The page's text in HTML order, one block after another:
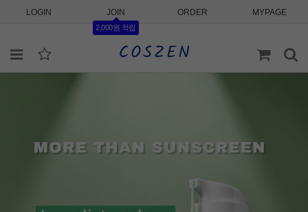
LOGIN JOIN
2,000원 적립
ORDER MYPAGE